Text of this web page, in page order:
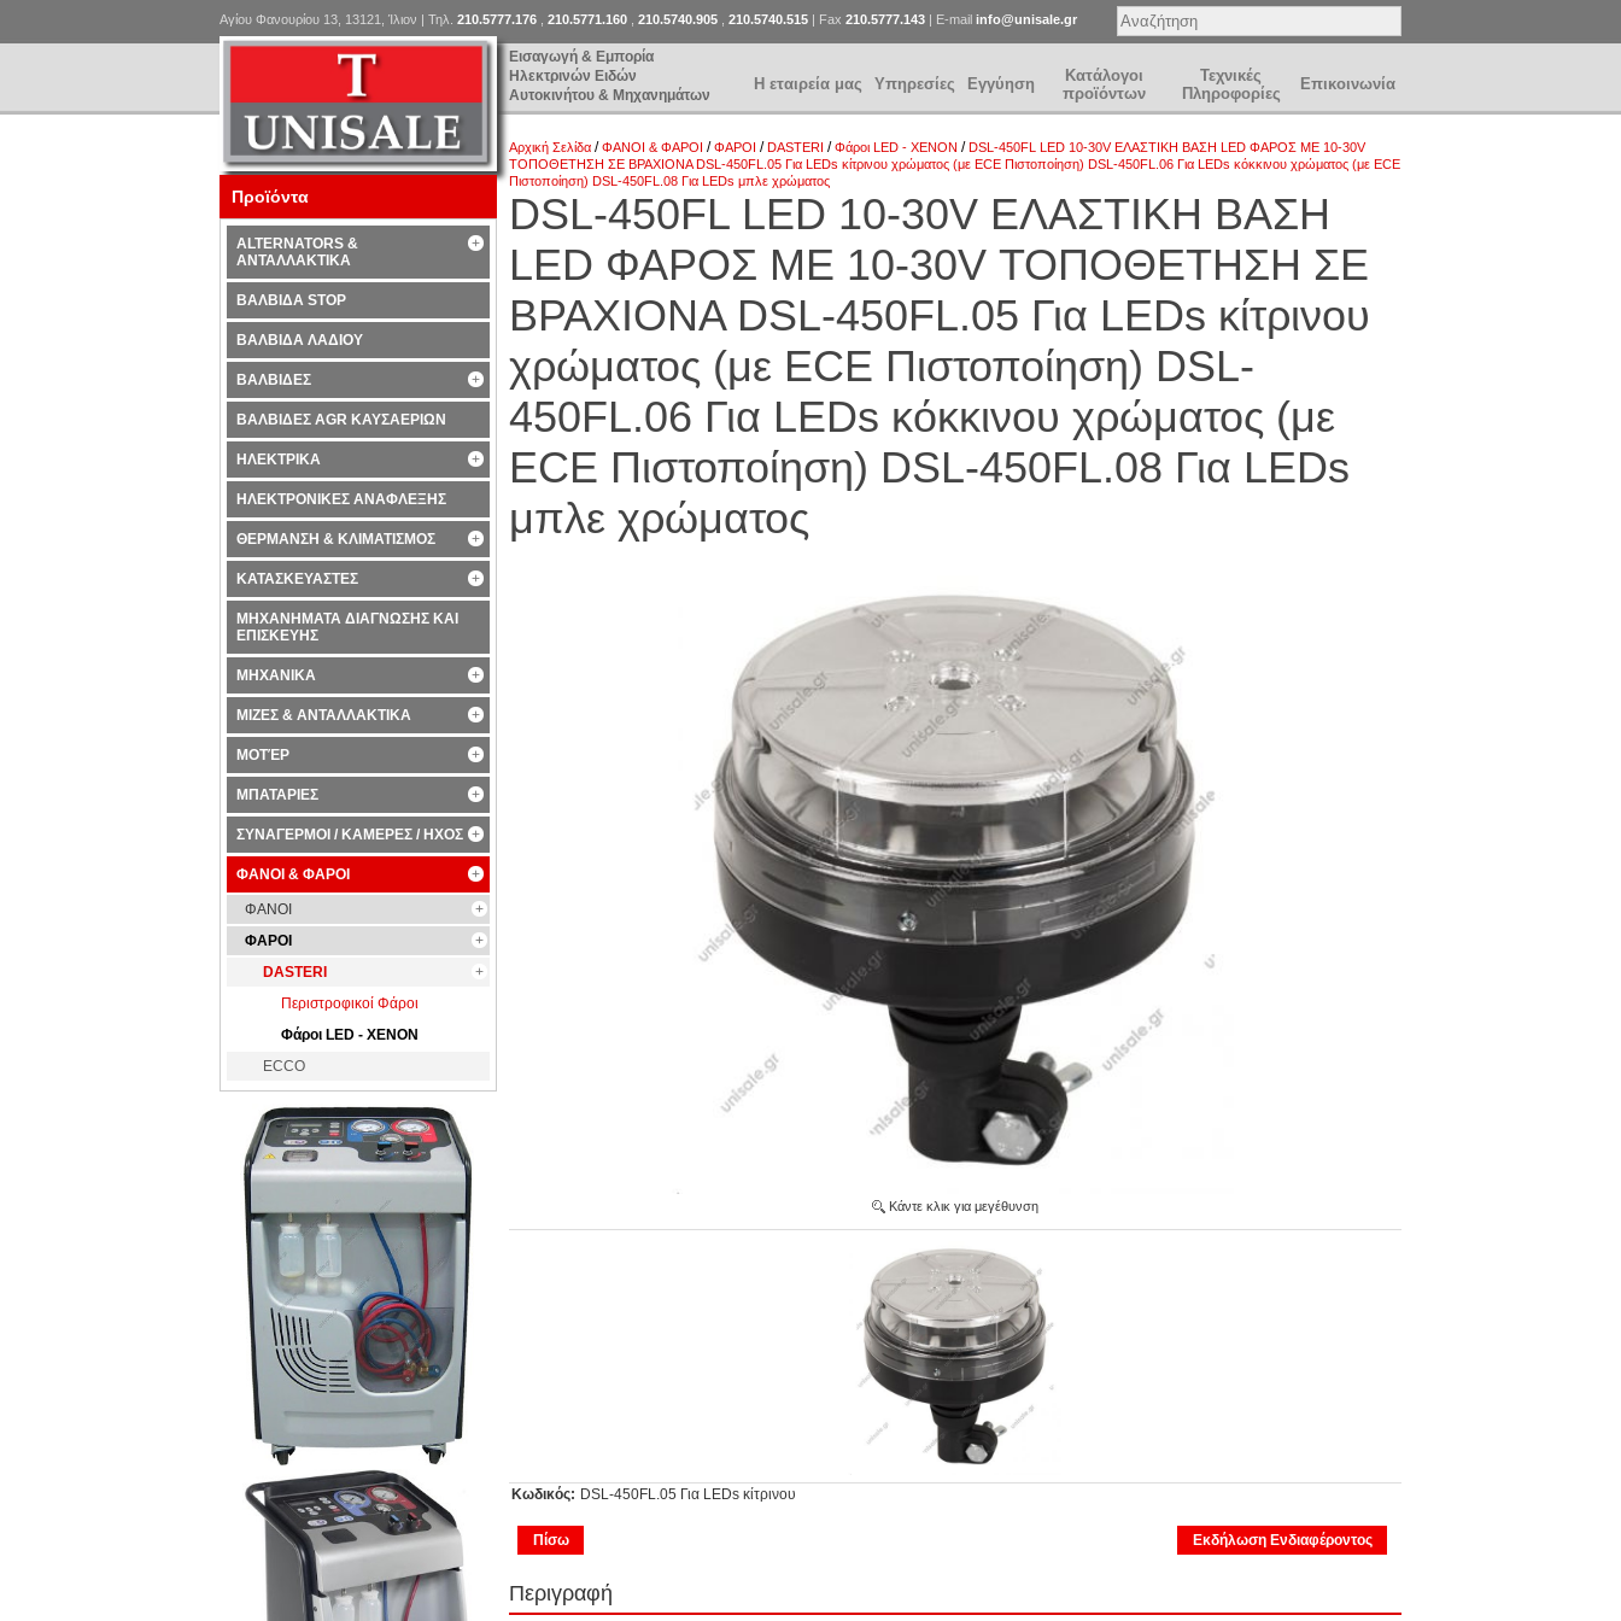
Εισαγωγή & Εμπορία
Ηλεκτρινών Ειδών
Αυτοκινήτου & Μηχανημάτων
Αγίου Φανουρίου 13, 13121, Ίλιον | Τηλ. 210.5777.176 210.5771.160 210.5740.905 210.5740.515 | Fax 210.5777.143 | E-mail info@unisale.gr
Η εταιρεία μας Υπηρεσίες Εγγύηση
Κατάλογοι
προϊόντων
Τεχνικές
Πληροφορίες
Επικοινωνία
Αρχική Σελίδα /ΦΑΝΟΙ & ΦΑΡΟΙ /ΦΑΡΟΙ /DASTERI /Φάροι LED - XENON /DSL-450FL LED 10-30V EΛΑΣΤΙΚΗ ΒΑΣΗ LED ΦΑΡΟΣ ΜΕ 10-30V
ΤΟΠΟΘΕΤΗΣΗ ΣΕ ΒΡΑΧΙΟΝΑ DSL-450FL.05 Για LEDs κίτρινου χρώματος (με ΕCE Πιστοποίηση) DSL-450FL.06 Για LEDs κόκκινου χρώματος (με ΕCE
Πιστοποίηση) DSL-450FL.08 Για LEDs μπλε χρώματος
DSL-450FL LED 10-30V EΛΑΣΤΙΚΗ ΒΑΣΗ
LED ΦΑΡΟΣ ΜΕ 10-30V ΤΟΠΟΘΕΤΗΣΗ ΣΕ
ΒΡΑΧΙΟΝΑ DSL-450FL.05 Για LEDs κίτρινου
χρώματος (με ΕCE Πιστοποίηση) DSL-
450FL.06 Για LEDs κόκκινου χρώματος (με
ΕCE Πιστοποίηση) DSL-450FL.08 Για LEDs
μπλε χρώματος
Κάντε κλικ για μεγέθυνση
Κωδικός: DSL-450FL.05 Για LEDs κίτρινου
Πίσω Εκδήλωση Ενδιαφέροντος
Περιγραφή
Προϊόντα
ALTERNATORS &
ΑΝΤΑΛΛΑΚΤΙΚΑ
ΒΑΛΒΙΔΑ STOP
ΒΑΛΒΙΔΑ ΛΑΔΙΟΥ
ΒΑΛΒΙΔΕΣ
ΒΑΛΒΙΔΕΣ AGR ΚΑΥΣΑΕΡΙΩΝ
ΗΛΕΚΤΡΙΚΑ
ΗΛΕΚΤΡΟΝΙΚΕΣ ΑΝΑΦΛΕΞΗΣ
ΘΕΡΜΑΝΣΗ & ΚΛΙΜΑΤΙΣΜΟΣ
ΚΑΤΑΣΚΕΥΑΣΤΕΣ
ΜΗΧΑΝΗΜΑΤΑ ΔΙΑΓΝΩΣΗΣ ΚΑΙ
ΕΠΙΣΚΕΥΗΣ
ΜΗΧΑΝΙΚΑ
ΜΙΖΕΣ & ΑΝΤΑΛΛΑΚΤΙΚΑ
ΜΟΤΈΡ
ΜΠΑΤΑΡΙΕΣ
ΣΥΝΑΓΕΡΜΟΙ / ΚΑΜΕΡΕΣ / ΗΧΟΣ
ΦΑΝΟΙ & ΦΑΡΟΙ
ΦΑΝΟΙ
ΦΑΡΟΙ
DASTERI
Περιστροφικοί Φάροι
Φάροι LED - XENON
ECCO